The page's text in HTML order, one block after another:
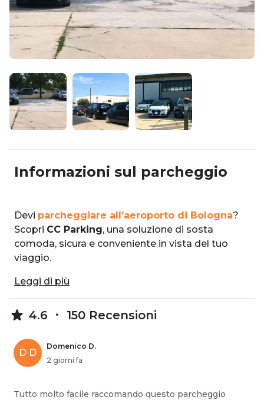
Informazioni sul parcheggio
Devi parcheggiare all’aeroporto di Bologna?
Scopri CC Parking, una soluzione di sosta
comoda, sicura e conveniente in vista del tuo
viaggio.
Leggi di più
4.6 150 Recensioni
D D
Domenico D.
2 giorni fa
Tutto molto facile raccomando questo parcheggio